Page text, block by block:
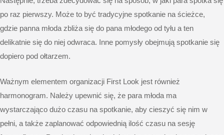
po raz pierwszy. Może to być tradycyjne spotkanie na ścieżce,
gdzie panna młoda zbliża się do pana młodego od tyłu a ten
delikatnie się do niej odwraca. Inne pomysły obejmują spotkanie się
dopiero pod ołtarzem.
Ważnym elementem organizacji First Look jest również
harmonogram. Należy upewnić się, że para młoda ma
wystarczająco dużo czasu na spotkanie, aby cieszyć się nim w
pełni, a także zaplanować odpowiednią ilość czasu na sesję